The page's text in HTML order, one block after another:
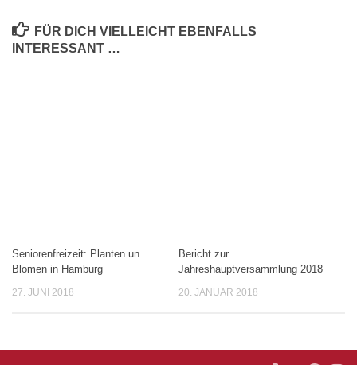
FÜR DICH VIELLEICHT EBENFALLS
INTERESSANT …
Seniorenfreizeit: Planten un
Blomen in Hamburg
27. JUNI 2018
Bericht zur
Jahreshauptversammlung 2018
20. JANUAR 2018